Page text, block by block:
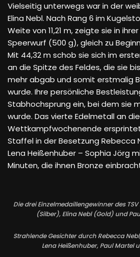
Vielseitig unterwegs war in der
Elina Nebl. Nach Rang 6 im
Weite von 11,21 m, zeigte sie in
Speerwurf (500 g), gleich zu
Mit 44,32 m schob sie sich im
an die Spitze des Feldes, die sie
mehr abgab und somit erstmalig
wurde. Ihre persönliche
Stabhochsprung ein, bei dem sie
wurde. Das vierte Edelmetall an
Wettkampfwochenende
Staffel in der Besetzung Rebecca
Lena Heißenhuber – Sophia Jörg
Minuten, die ihnen Bronze
Die drei Einzelmedaillengewinner des
(Silber), Elina Nebl (Gold) und
Strahlende Gesichter durch Rebecca
Lena Heißenhuber, Paul Martel